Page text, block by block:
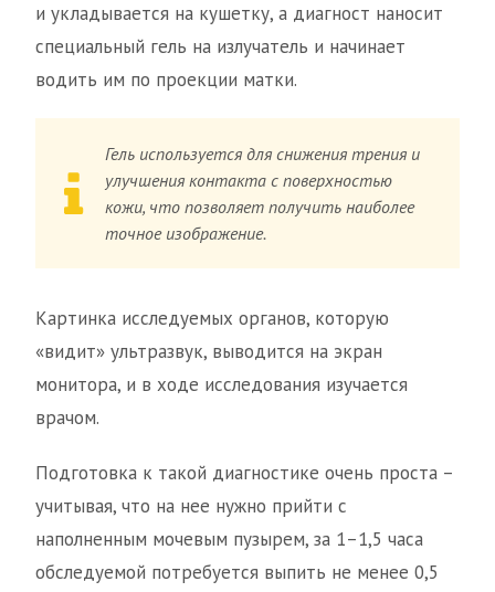
и укладывается на кушетку, а диагност наносит
специальный гель на излучатель и начинает
водить им по проекции матки.
Гель используется для снижения трения и
улучшения контакта с поверхностью
кожи, что позволяет получить наиболее
точное изображение.
Картинка исследуемых органов, которую
«видит» ультразвук, выводится на экран
монитора, и в ходе исследования изучается
врачом.
Подготовка к такой диагностике очень проста –
учитывая, что на нее нужно прийти с
наполненным мочевым пузырем, за 1–1,5 часа
обследуемой потребуется выпить не менее 0,5